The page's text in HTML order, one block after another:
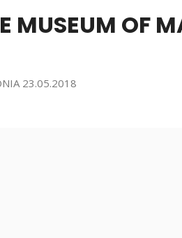
MUSEUM OF
23.05.2018